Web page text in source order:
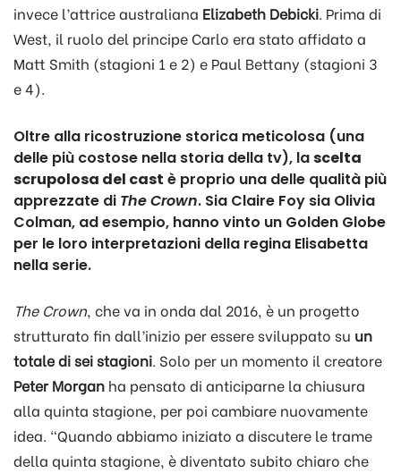
invece l’attrice australiana Elizabeth Debicki. Prima di
West, il ruolo del principe Carlo era stato affidato a
Matt Smith (stagioni 1 e 2) e Paul Bettany (stagioni 3
e 4).
Oltre alla ricostruzione storica meticolosa (una
delle più costose nella storia della tv), lascelta
scrupolosa del cast è proprio una delle qualità più
apprezzate di The Crown. Sia Claire Foy sia Olivia
Colman, ad esempio, hanno vinto un Golden Globe
per le loro interpretazioni della regina Elisabetta
nella serie.
The Crown , che va in onda dal 2016, è un progetto
strutturato fin dall’inizio per essere sviluppato su un
totale di sei stagioni . Solo per un momento il creatore
Peter Morgan ha pensato di anticiparne la chiusura
alla quinta stagione, per poi cambiare nuovamente
idea. “Quando abbiamo iniziato a discutere le trame
della quinta stagione, è diventato subito chiaro che